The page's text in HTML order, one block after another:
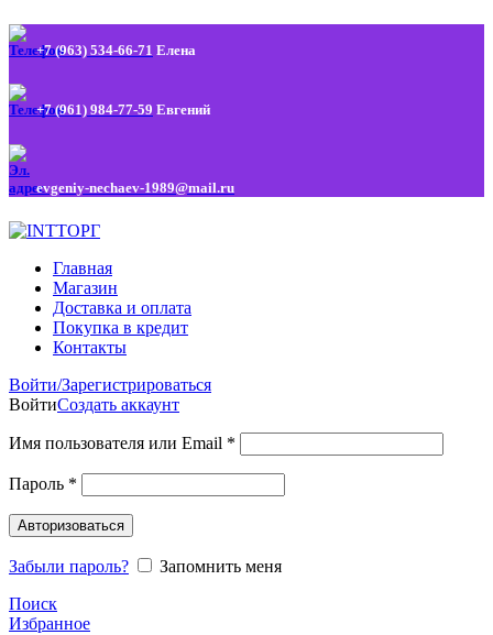
+7 (963) 534-66-71 Елена
+7 (961) 984-77-59 Евгений
evgeniy-nechaev-1989@mail.ru
Главная
Магазин
Доставка и оплата
Покупка в кредит
Контакты
Войти/Зарегистрироваться
ВойтиСоздать аккаунт
Имя пользователя или Email *
Пароль *
Авторизоваться
Забыли пароль?
Запомнить меня
Поиск
Избранное